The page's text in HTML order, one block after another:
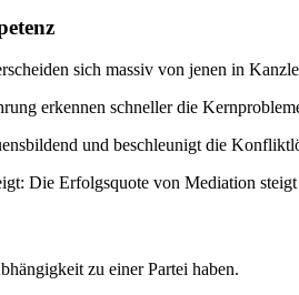
sich massiv von jenen in
erkennen schneller die
und beschleunigt die
Die Erfolgsquote von Mediation
zu einer Partei haben.